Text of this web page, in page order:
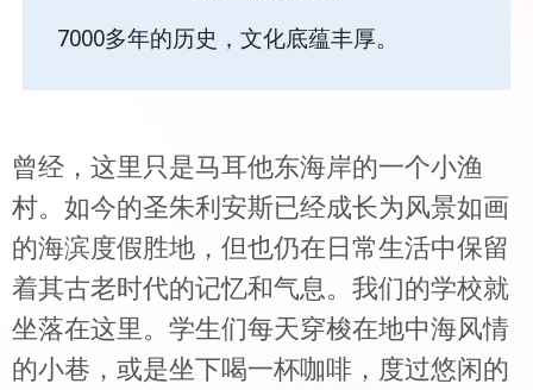
7000多年的历史，文化底蕴丰厚。
曾经，这里只是马耳他东海岸的一个小渔
村。如今的圣朱利安斯已经成长为风景如画
的海滨度假胜地，但也仍在日常生活中保留
着其古老时代的记忆和气息。我们的学校就
坐落在这里。学生们每天穿梭在地中海风情
的小巷，或是坐下喝一杯咖啡，度过悠闲的